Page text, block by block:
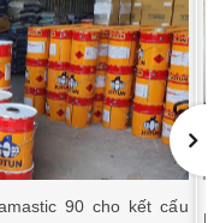
90 cho kết cấu